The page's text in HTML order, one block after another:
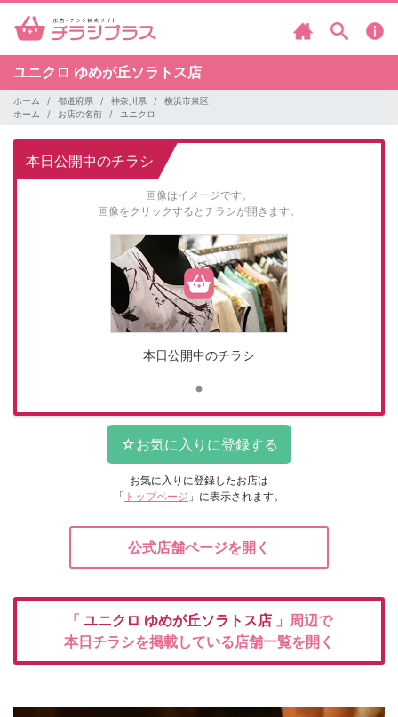
ユニクロ ゆめが丘ソラトス店
ホーム 都道府県 神奈川県
横浜市泉区
ホーム
お店の名前 ユニクロ
本日公開中のチラシ
画像はイメージです。
画像をクリックするとチラシが開きます。
本日公開中のチラシ
お気に入りに登録したお店は
「 トップページ 」に表示されます。
公式店舗ページを開く
「 ユニクロ ゆめが丘ソラトス店 」周辺で
本日チラシを掲載している店舗一覧を開く